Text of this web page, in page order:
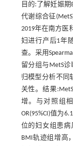
目的:了解妊娠期
代谢综合征
2019年在南方医
妇进行产后1年
查。采用
留分组与MetS
归模型分析不同
关性。结果
增。与对照组
OR(95%CI)值为
位的妇女组患病
BMI轨迹组增高